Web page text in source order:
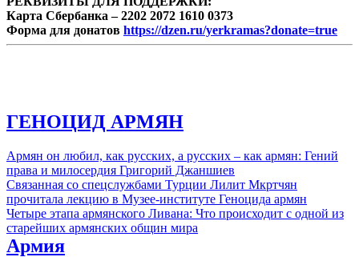
Карта Сбербанка – 2202 2072 1610 0373
Форма для донатов https://dzen.ru/yerkramas?donate=true
ГЕНОЦИД АРМЯН
Армян он любил, как русских, а русских – как армян: Гений
права и милосердия Григорий Джаншиев
Связанная со спецслужбами Турции Лилит Мкртчян
прочитала лекцию в Музее-институте Геноцида армян
Четыре этапа армянского Ливана: Что происходит с одной из
старейших армянских общин мира
Армия